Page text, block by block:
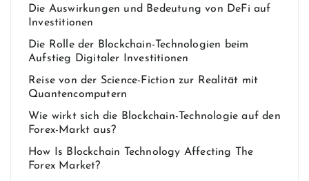
Die Auswirkungen und Bedeutung von DeFi auf
Investitionen
Die Rolle der Blockchain-Technologien beim
Aufstieg Digitaler Investitionen
Reise von der Science-Fiction zur Realität mit
Quantencomputern
Wie wirkt sich die Blockchain-Technologie auf den
Forex-Markt aus?
How Is Blockchain Technology Affecting The
Forex Market?